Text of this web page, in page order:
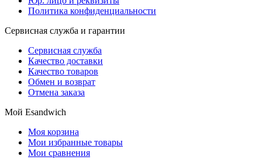
Политика конфиденциальности
Сервисная служба и гарантии
Сервисная служба
Качество доставки
Качество товаров
Обмен и возврат
Отмена заказа
Мой Esandwich
Моя корзина
Мои избранные товары
Мои сравнения